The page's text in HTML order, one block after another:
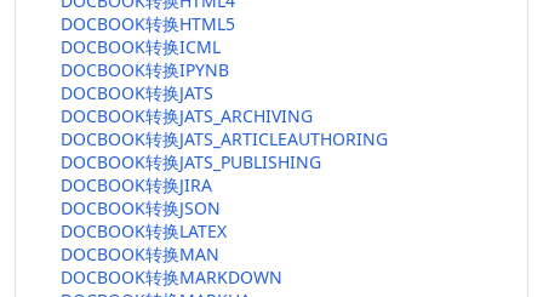
DOCBOOK转换HTML5
DOCBOOK转换ICML
DOCBOOK转换IPYNB
DOCBOOK转换JATS
DOCBOOK转换JATS_ARCHIVING
DOCBOOK转换JATS_ARTICLEAUTHORING
DOCBOOK转换JATS_PUBLISHING
DOCBOOK转换JIRA
DOCBOOK转换JSON
DOCBOOK转换LATEX
DOCBOOK转换MAN
DOCBOOK转换MARKDOWN